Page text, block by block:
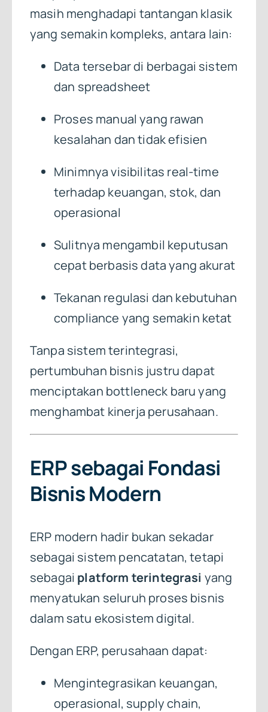
masih menghadapi tantangan klasik
yang semakin kompleks, antara lain:
Data tersebar di berbagai sistem
dan spreadsheet
Proses manual yang rawan
kesalahan dan tidak efisien
Minimnya visibilitas real-time
terhadap keuangan, stok, dan
operasional
Sulitnya mengambil keputusan
cepat berbasis data yang akurat
Tekanan regulasi dan kebutuhan
compliance yang semakin ketat
Tanpa sistem terintegrasi,
pertumbuhan bisnis justru dapat
menciptakan bottleneck baru yang
menghambat kinerja perusahaan.
ERP sebagai Fondasi
Bisnis Modern
ERP modern hadir bukan sekadar
sebagai sistem pencatatan, tetapi
sebagai platform terintegrasi yang
menyatukan seluruh proses bisnis
dalam satu ekosistem digital.
Dengan ERP, perusahaan dapat:
Mengintegrasikan keuangan,
operasional, supply chain,